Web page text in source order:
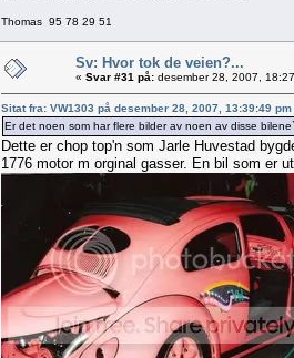
Thomas 95 78 29 51
Sv: Hvor tok de veien?...
« Svar #31 på: desember 28, 2007,
Sitat fra: VW1303 på desember 28, 2007, 13:39:49 pm
Er det noen som har flere bilder av noen av disse
Dette er chop top'n som Jarle Huvestad
1776 motor m orginal gasser. En bil som er